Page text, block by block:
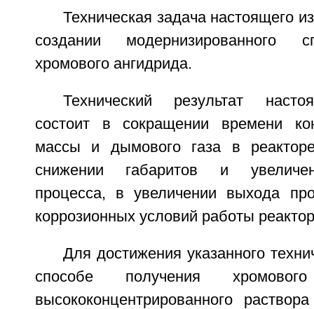
Техническая задача настоящего
создании модернизированного
хромового ангидрида.
Технический результат
состоит в сокращении времени
массы и дымового газа в
снижении габаритов и
процесса, в увеличении выхода
коррозионных условий работы
Для достижения указанного
способе получения
высококонцентрированного